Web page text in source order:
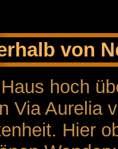
von
hoch
Via Aurelia
Hier